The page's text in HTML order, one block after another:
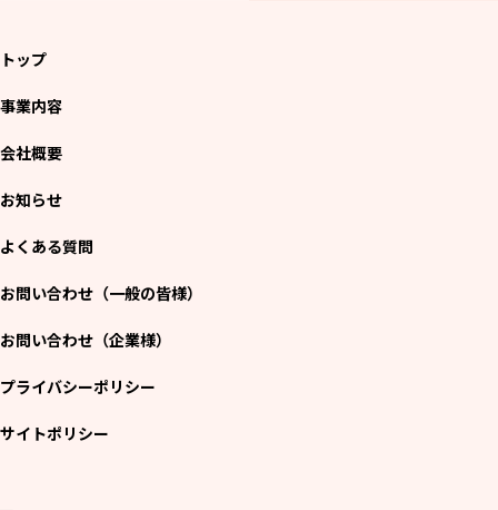
よくある質問
お問い合わせ（一般の皆様）
トップ
事業内容
会社概要
お知らせ
よくある質問
お問い合わせ（一般の皆様）
お問い合わせ（企業様）
プライバシーポリシー
サイトポリシー